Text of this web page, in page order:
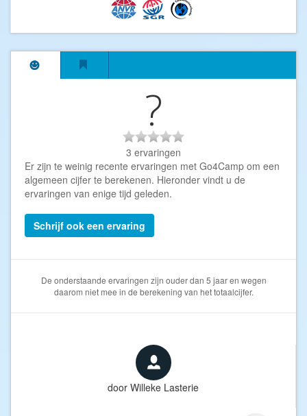
?
3 ervaringen
Er zijn te weinig recente ervaringen met Go4Camp om een
algemeen cijfer te berekenen. Hieronder vindt u de
ervaringen van enige tijd geleden.
Schrijf ook een ervaring
De onderstaande ervaringen zijn ouder dan 5 jaar en wegen
daarom niet mee in de berekening van het totaalcijfer.
door Willeke Lasterie